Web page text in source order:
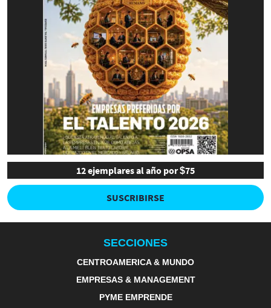
12 ejemplares al año por $75
SUSCRIBIRSE
SECCIONES
CENTROAMERICA & MUNDO
EMPRESAS & MANAGEMENT
PYME EMPRENDE